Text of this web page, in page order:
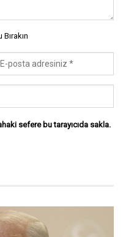
sefere bu tarayıcıda sakla.